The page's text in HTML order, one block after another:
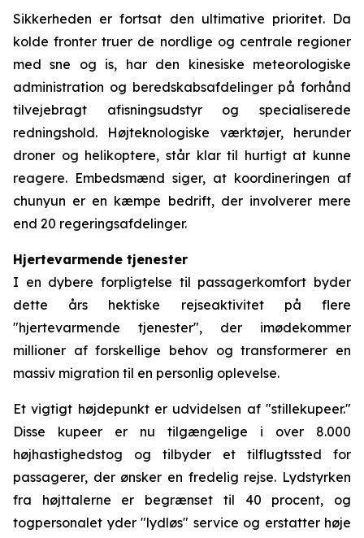
Sikkerheden er fortsat den ultimative prioritet. Da
kolde fronter truer de nordlige og centrale regioner
med sne og is, har den kinesiske meteorologiske
administration og beredskabsafdelinger på forhånd
tilvejebragt afisningsudstyr og specialiserede
redningshold. Højteknologiske værktøjer, herunder
droner og helikoptere, står klar til hurtigt at kunne
reagere. Embedsmænd siger, at koordineringen af
chunyun er en kæmpe bedrift, der involverer mere
end 20 regeringsafdelinger.
Hjertevarmende tjenester
I en dybere forpligtelse til passagerkomfort byder
dette års hektiske rejseaktivitet på flere
"hjertevarmende tjenester", der imødekommer
millioner af forskellige behov og transformerer en
massiv migration til en personlig oplevelse.
Et vigtigt højdepunkt er udvidelsen af "stillekupeer."
Disse kupeer er nu tilgængelige i over 8.000
højhastighedstog og tilbyder et tilflugtssted for
passagerer, der ønsker en fredelig rejse. Lydstyrken
fra højttalerne er begrænset til 40 procent, og
togpersonalet yder "lydløs" service og erstatter høje